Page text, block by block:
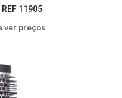
REF 11905
ver preços